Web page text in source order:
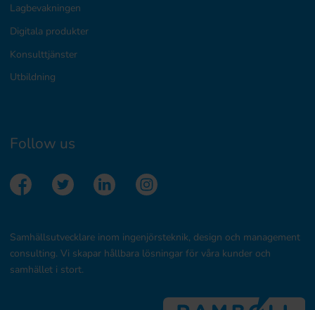
Lagbevakningen
Digitala produkter
Konsulttjänster
Utbildning
Follow us
Samhällsutvecklare inom ingenjörsteknik, design och management
consulting. Vi skapar hållbara lösningar för våra kunder och
samhället i stort.